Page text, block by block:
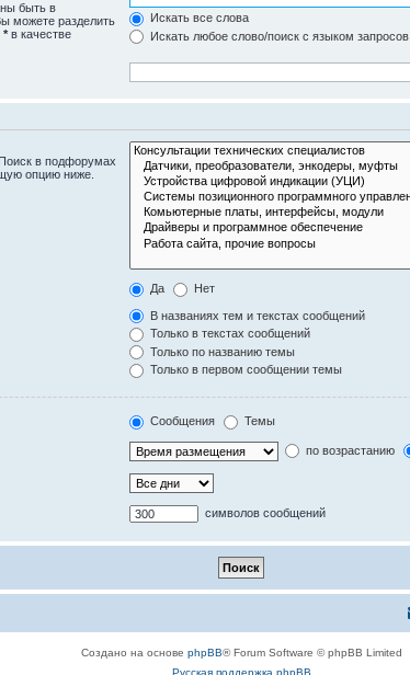
быть в
можете разделить
* в качестве
Искать все слова
Искать любое слово/поиск с языком запросов
в подфорумах
опцию ниже.
Да Нет
В названиях тем и текстах сообщений
Только в текстах сообщений
Только по названию темы
Только в первом сообщении темы
Сообщения Темы
по возрастанию
символов сообщений
Создано на основе phpBB® Forum Software © phpBB Limited
Русская поддержка phpBB